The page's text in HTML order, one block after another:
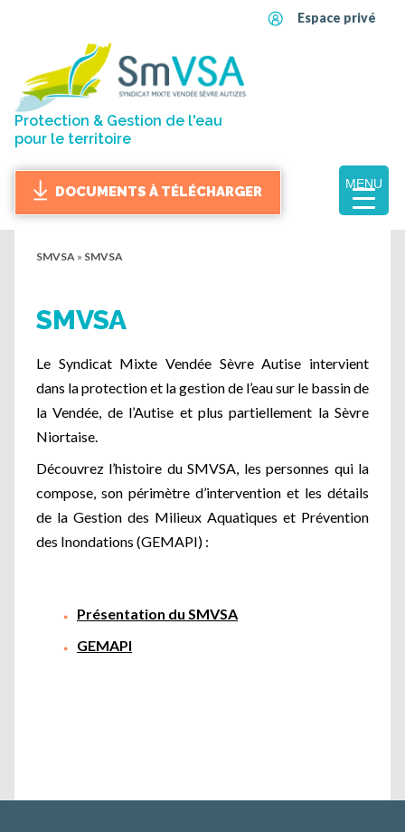
Espace privé
Protection & Gestion de l'eau
pour le territoire
DOCUMENTS À TÉLÉCHARGER
MENU
SMVSA » SMVSA
SMVSA
Le Syndicat Mixte Vendée Sèvre Autise intervient
dans la protection et la gestion de l’eau sur le bassin de
la Vendée, de l’Autise et plus partiellement la Sèvre
Niortaise.
Découvrez l’histoire du SMVSA, les personnes qui la
compose, son périmètre d’intervention et les détails
de la Gestion des Milieux Aquatiques et Prévention
des Inondations (GEMAPI) :
Présentation du SMVSA
GEMAPI